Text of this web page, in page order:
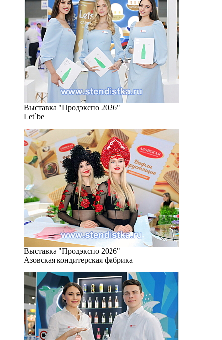
Выставка "Продэкспо 2026"
Let`be
Выставка "Продэкспо 2026"
Азовская кондитерская фабрика